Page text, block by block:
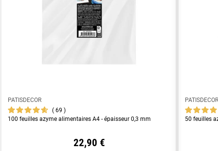
PATISDECOR
69
100 feuilles azyme alimentaires A4 - épaisseur 0,3 mm
22,90 €
50 feuilles